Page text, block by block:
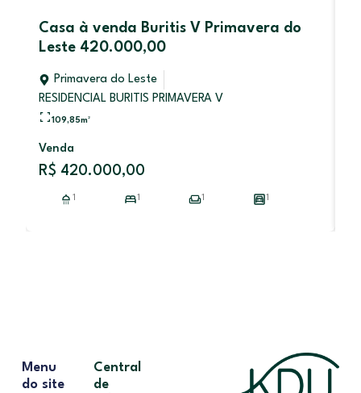
Casa à venda Buritis V Primavera do
Leste 420.000,00
Primavera do Leste
RESIDENCIAL BURITIS PRIMAVERA V
109,85m²
Venda
R$ 420.000,00
1 1 1 1
Menu
do site
Central
de